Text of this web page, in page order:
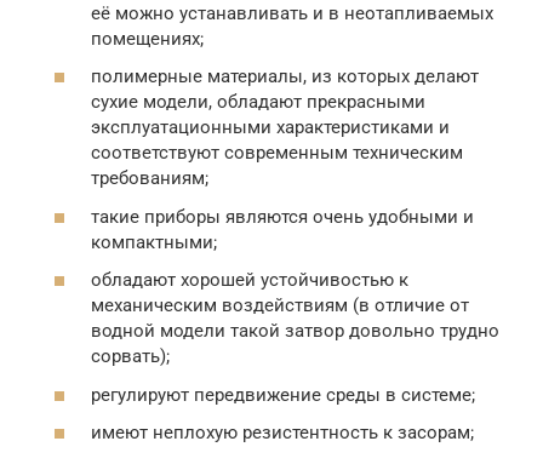
её можно устанавливать и в неотапливаемых
помещениях;
полимерные материалы, из которых делают
сухие модели, обладают прекрасными
эксплуатационными характеристиками и
соответствуют современным техническим
требованиям;
такие приборы являются очень удобными и
компактными;
обладают хорошей устойчивостью к
механическим воздействиям (в отличие от
водной модели такой затвор довольно трудно
сорвать);
регулируют передвижение среды в системе;
имеют неплохую резистентность к засорам;